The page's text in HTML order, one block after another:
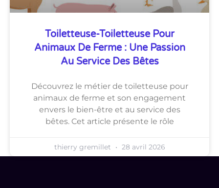
Toiletteuse-Toiletteuse Pour
Animaux De Ferme : Une Passion
Au Service Des Bêtes
Découvrez le métier de toiletteuse pour
animaux de ferme et son engagement
envers le bien-être et au service des
bêtes. Cet article présente le rôle
thierry gremillet 28 avril 2026